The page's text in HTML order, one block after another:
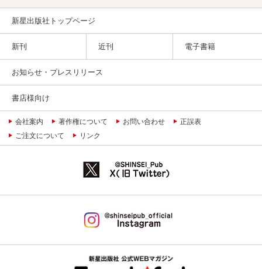
新星出版社トップページ
新刊 近刊 電子書籍
お知らせ・プレスリリース
書店様向け
会社案内 著作権について お問い合わせ
正誤表
ご注文について
リンク